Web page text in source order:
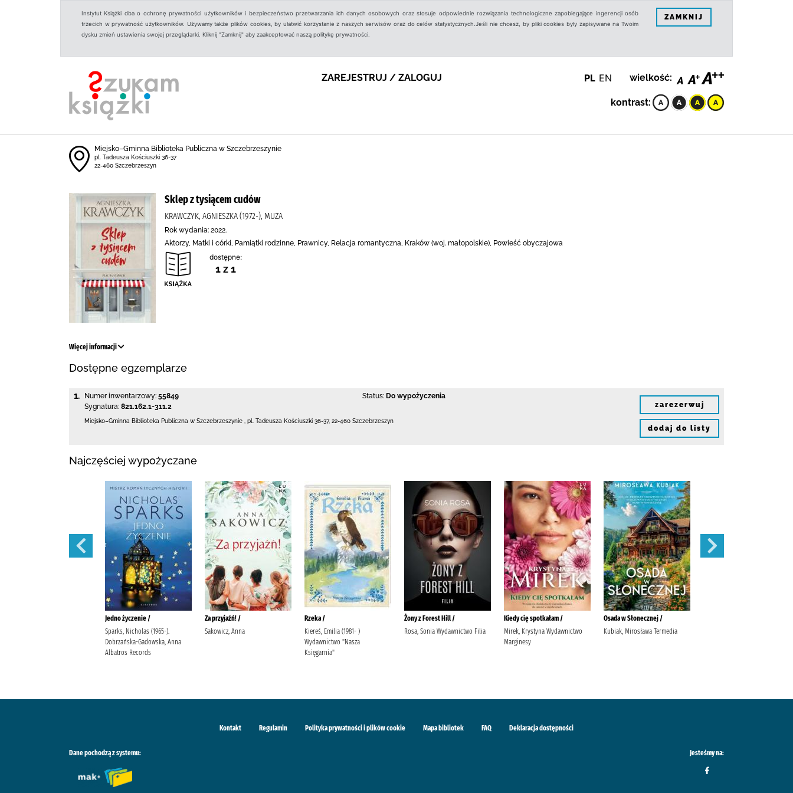
Instytut Książki dba o ochronę prywatności użytkowników i bezpieczeństwo przetwarzania ich danych osobowych oraz stosuje odpowiednie rozwiązania technologiczne zapobiegające ingerencji osób
trzecich w prywatność użytkowników. Używamy także plików cookies, by ułatwić korzystanie z naszych serwisów oraz do celów statystycznych.Jeśli nie chcesz, by pliki cookies były zapisywane na Twoim
dysku zmień ustawienia swojej przeglądarki. Kliknij "Zamknij" aby zaakceptować naszą politykę prywatności.
ZAMKNIJ
ZAREJESTRUJ / ZALOGUJ PL EN wielkość:
kontrast:
Miejsko–Gminna Biblioteka Publiczna w Szczebrzeszynie
pl. Tadeusza Kościuszki 36-37
22-460 Szczebrzeszyn
Sklep z tysiącem cudów
KRAWCZYK, AGNIESZKA (1972-), MUZA
Rok wydania: 2022.
Aktorzy, Matki i córki, Pamiątki rodzinne, Prawnicy, Relacja romantyczna, Kraków (woj. małopolskie), Powieść obyczajowa
dostępne:
1 z 1
Więcej informacji
Dostępne egzemplarze
1. Numer inwentarzowy: 55849
Sygnatura: 821.162.1-311.2
Status: Do wypożyczenia
Miejsko–Gminna Biblioteka Publiczna w Szczebrzeszynie pl. Tadeusza Kościuszki 36-37, 22-460 Szczebrzeszyn
zarezerwuj
dodaj do listy
Najczęściej wypożyczane
Jedno życzenie /
Sparks, Nicholas (1965-).
Dobrzańska-Gadowska, Anna
Albatros Records
Za przyjaźń! /
Sakowicz, Anna
Rzeka /
Kiereś, Emilia (1981- )
Wydawnictwo "Nasza
Księgarnia"
Żony z Forest Hill /
Rosa, Sonia Wydawnictwo Filia
Kiedy cię spotkałam /
Mirek, Krystyna Wydawnictwo
Marginesy
Osada w Słonecznej /
Kubiak, Mirosława Termedia
Kontakt Regulamin Polityka prywatności i plików cookie Mapa bibliotek FAQ Deklaracja dostępności
Dane pochodzą z systemu: Jesteśmy na: